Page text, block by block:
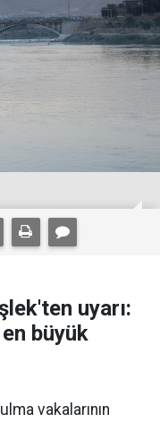
uyarı:
büyük
vakalarının